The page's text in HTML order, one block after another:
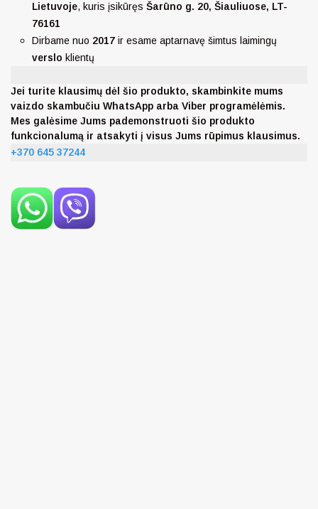
Lietuvoje, kuris įsikūręs Šarūno g. 20, Šiauliuose, LT-
76161
Dirbame nuo 2017 ir esame aptarnavę šimtus laimingų
verslo klientų
Jei turite klausimų dėl šio produkto, skambinkite mums
vaizdo skambučiu WhatsApp arba Viber programėlėmis.
Mes galėsime Jums pademonstruoti šio produkto
funkcionalumą ir atsakyti į visus Jums rūpimus klausimus.
+370 645 37244